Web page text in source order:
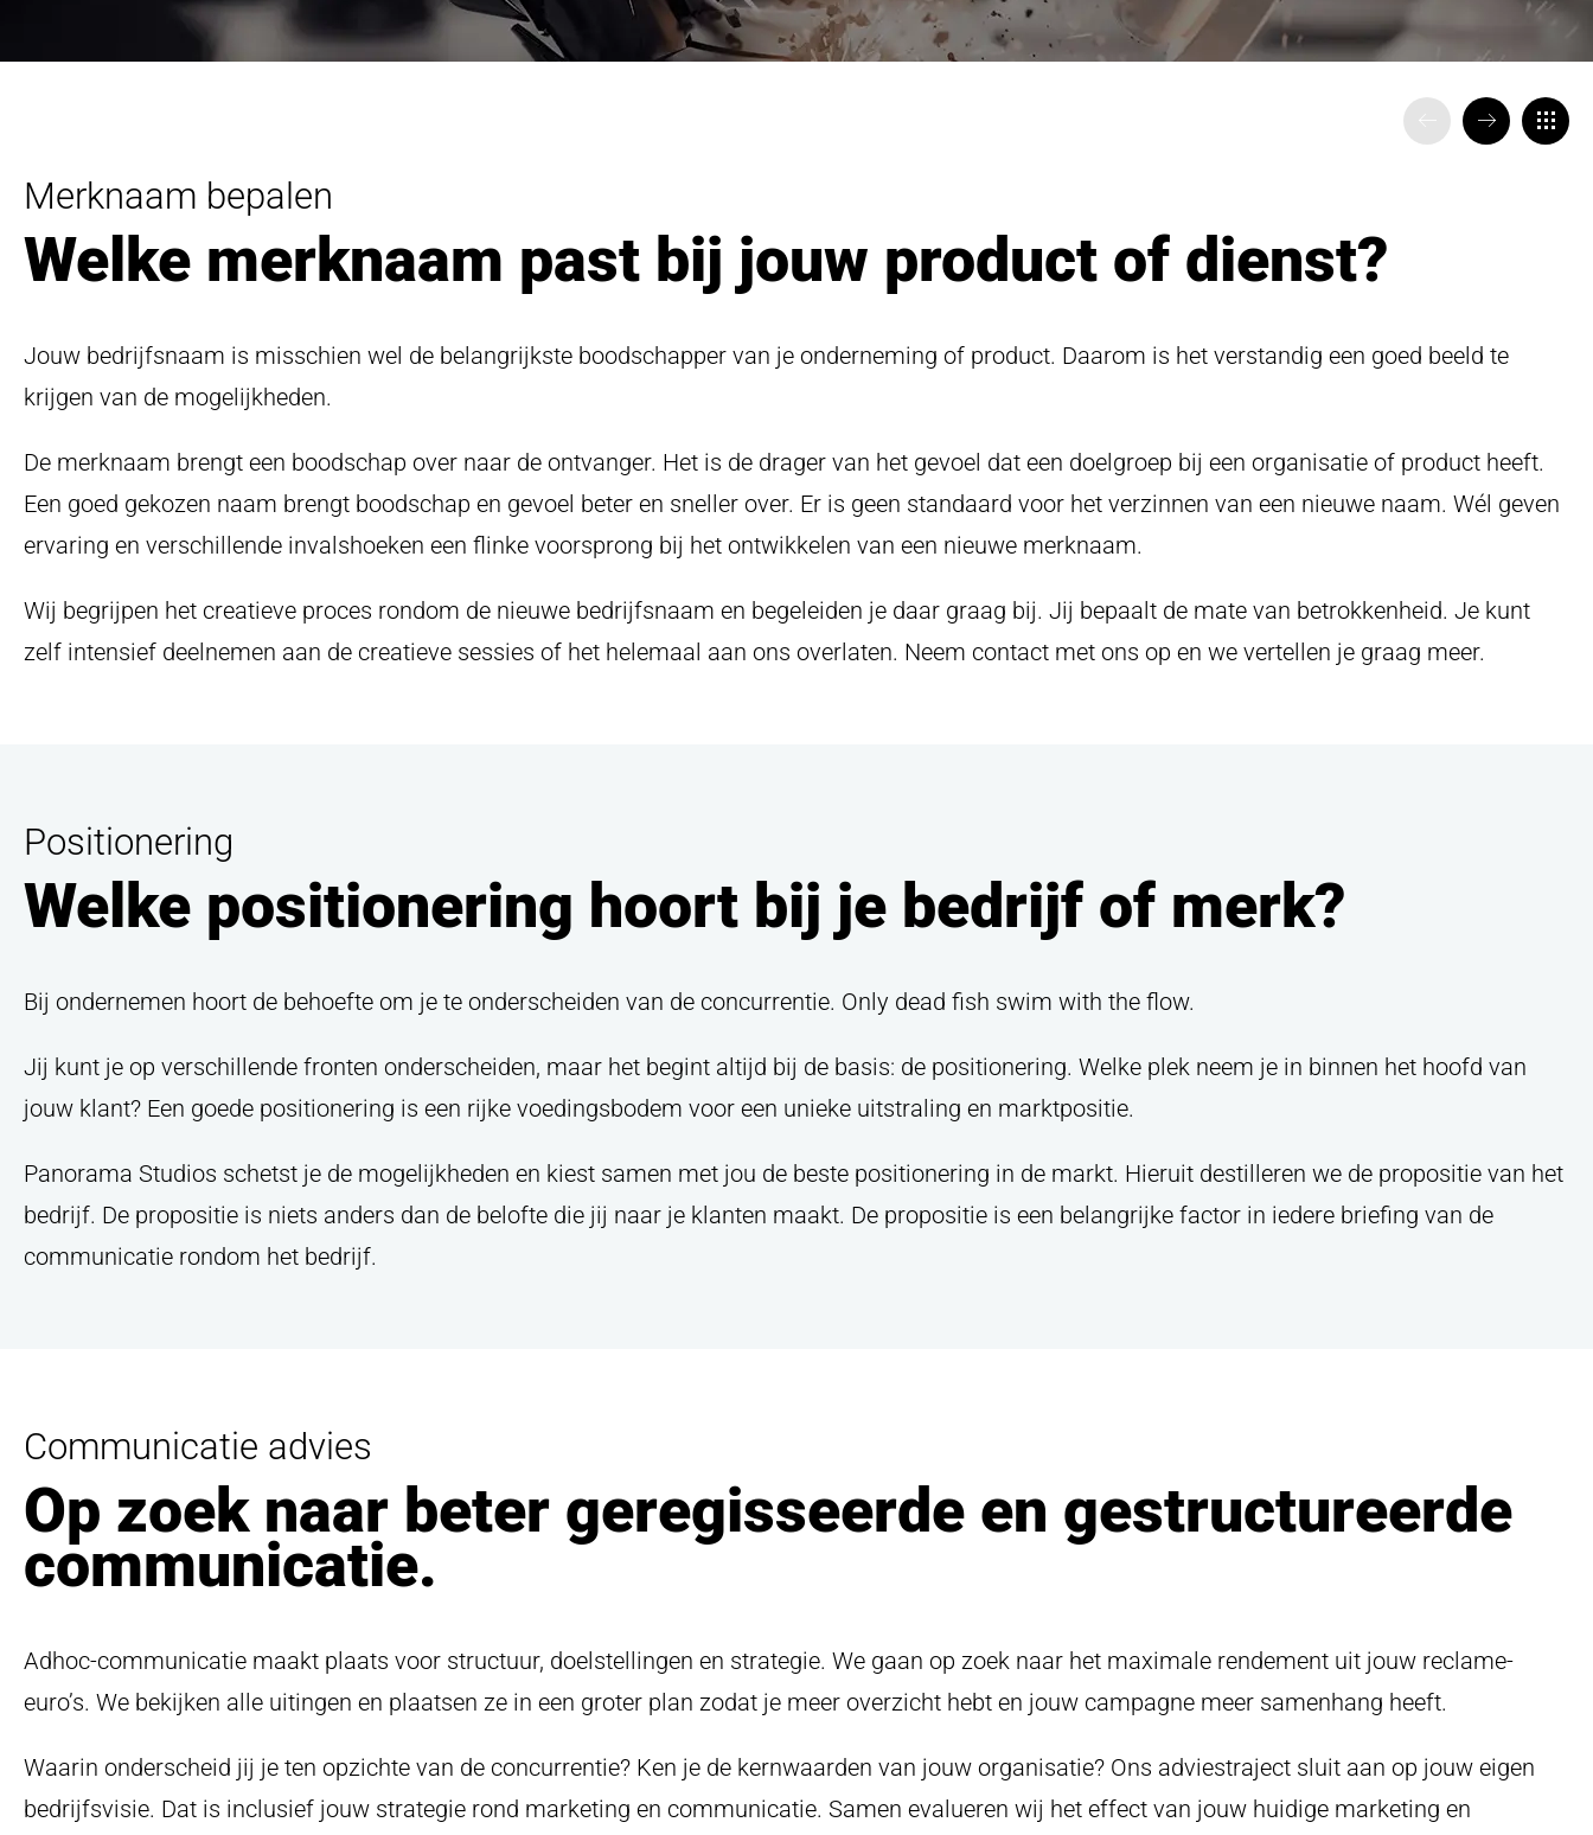
Step
up
game Get in touch
VORIGEVOLGENDE
Merknaam bepalen
Welke merknaam past bij jouw product of dienst?
Jouw bedrijfsnaam is misschien wel de belangrijkste boodschapper van je onderneming of product. Daarom is het verstandig een goed beeld te
krijgen van de mogelijkheden.
De merknaam brengt een boodschap over naar de ontvanger. Het is de drager van het gevoel dat een doelgroep bij een organisatie of product heeft.
Een goed gekozen naam brengt boodschap en gevoel beter en sneller over. Er is geen standaard voor het verzinnen van een nieuwe naam. Wél geven
ervaring en verschillende invalshoeken een flinke voorsprong bij het ontwikkelen van een nieuwe merknaam.
Wij begrijpen het creatieve proces rondom de nieuwe bedrijfsnaam en begeleiden je daar graag bij. Jij bepaalt de mate van betrokkenheid. Je kunt
zelf intensief deelnemen aan de creatieve sessies of het helemaal aan ons overlaten. Neem contact met ons op en we vertellen je graag meer.
Positionering
Welke positionering hoort bij je bedrijf of merk?
Bij ondernemen hoort de behoefte om je te onderscheiden van de concurrentie. Only dead fish swim with the flow.
Jij kunt je op verschillende fronten onderscheiden, maar het begint altijd bij de basis: de positionering. Welke plek neem je in binnen het hoofd van
jouw klant? Een goede positionering is een rijke voedingsbodem voor een unieke uitstraling en marktpositie.
Panorama Studios schetst je de mogelijkheden en kiest samen met jou de beste positionering in de markt. Hieruit destilleren we de propositie van het
bedrijf. De propositie is niets anders dan de belofte die jij naar je klanten maakt. De propositie is een belangrijke factor in iedere briefing van de
communicatie rondom het bedrijf.
Communicatie advies
Op zoek naar beter geregisseerde en gestructureerde
communicatie.
Adhoc-communicatie maakt plaats voor structuur, doelstellingen en strategie. We gaan op zoek naar het maximale rendement uit jouw reclame-
euro’s. We bekijken alle uitingen en plaatsen ze in een groter plan zodat je meer overzicht hebt en jouw campagne meer samenhang heeft.
Waarin onderscheid jij je ten opzichte van de concurrentie? Ken je de kernwaarden van jouw organisatie? Ons adviestraject sluit aan op jouw eigen
bedrijfsvisie. Dat is inclusief jouw strategie rond marketing en communicatie. Samen evalueren wij het effect van jouw huidige marketing en
Direct contact
Klaar voor de volgende stap?
Bedrijfsnaam
Telefoonnummer
E-mailadres
Bericht